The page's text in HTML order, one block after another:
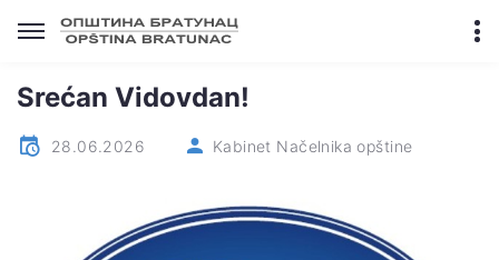
Srećan Vidovdan!
28.06.2026 Kabinet Načelnika opštine